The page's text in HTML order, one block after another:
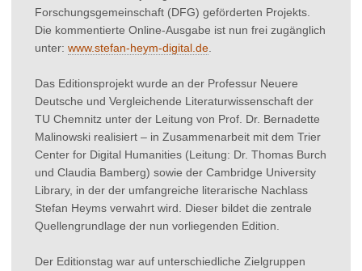
Forschungsgemeinschaft (DFG) geförderten Projekts.
Die kommentierte Online-Ausgabe ist nun frei zugänglich
unter: www.stefan-heym-digital.de
Das Editionsprojekt wurde an der Professur Neuere
Deutsche und Vergleichende Literaturwissenschaft der
TU Chemnitz unter der Leitung von Prof. Dr. Bernadette
Malinowski realisiert – in Zusammenarbeit mit dem Trier
Center for Digital Humanities (Leitung: Dr. Thomas Burch
und Claudia Bamberg) sowie der Cambridge University
Library, in der der umfangreiche literarische Nachlass
Stefan Heyms verwahrt wird. Dieser bildet die zentrale
Quellengrundlage der nun vorliegenden Edition.
Der Editionstag war auf unterschiedliche Zielgruppen